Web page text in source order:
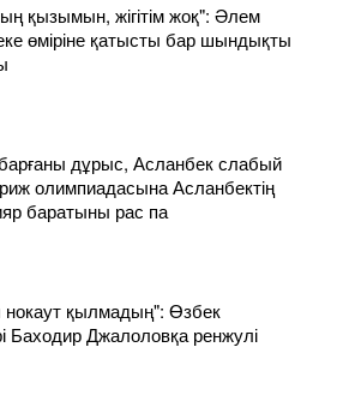
қызымын, жігітім жоқ": Әлем
өміріне қатысты бар шындықты
дұрыс, Асланбек слабый
олимпиадасына Асланбектің
баратыны рас па
нокаут қылмадың": Өзбек
Баходир Джалоловқа ренжулі